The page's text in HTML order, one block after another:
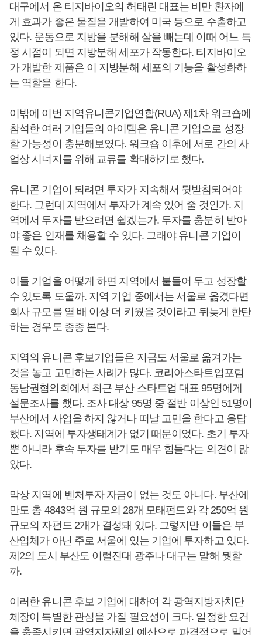
대구에서 온 티지바이오의 허태린 대표는 비만 환자에
게 효과가 좋은 물질을 개발하여 미국 등으로 수출하고
있다. 운동으로 지방을 분해해 살을 빼는데 이때 어느 특
정 시점이 되면 지방분해 세포가 작동한다. 티지바이오
가 개발한 제품은 이 지방분해 세포의 기능을 활성화하
는 역할을 한다.
이밖에 이번 지역유니콘기업연합(RUA) 제1차 워크숍에
참석한 여러 기업들의 아이템은 유니콘 기업으로 성장
할 가능성이 충분해보였다. 워크숍 이후에 서로 간의 사
업상 시너지를 위해 교류를 확대하기로 했다.
유니콘 기업이 되려면 투자가 지속해서 뒷받침되어야
한다. 그런데 지역에서 투자가 계속 있어 줄 것인가. 지
역에서 투자를 받으려면 쉽겠는가. 투자를 충분히 받아
야 좋은 인재를 채용할 수 있다. 그래야 유니콘 기업이
될 수 있다.
이들 기업을 어떻게 하면 지역에서 붙들어 두고 성장할
수 있도록 도울까. 지역 기업 중에서는 서울로 옮겼다면
회사 규모를 열 배 이상 더 키웠을 것이라고 뒤늦게 한탄
하는 경우도 종종 본다.
지역의 유니콘 후보기업들은 지금도 서울로 옮겨가는
것을 놓고 고민하는 사례가 많다. 코리아스타트업포럼
동남권협의회에서 최근 부산 스타트업 대표 95명에게
설문조사를 했다. 조사 대상 95명 중 절반 이상인 51명이
부산에서 사업을 하지 않거나 떠날 고민을 한다고 응답
했다. 지역에 투자생태계가 없기 때문이었다. 초기 투자
뿐 아니라 후속 투자를 받기도 매우 힘들다는 의견이 많
았다.
막상 지역에 벤처투자 자금이 없는 것도 아니다. 부산에
만도 총 4843억 원 규모의 28개 모태펀드와 각 250억 원
규모의 자펀드 2개가 결성돼 있다. 그렇지만 이들은 부
산업체가 아닌 주로 서울에 있는 기업에 투자하고 있다.
제2의 도시 부산도 이럴진대 광주나 대구는 말해 뭣할
까.
이러한 유니콘 후보 기업에 대하여 각 광역지방자치단
체장이 특별한 관심을 가질 필요성이 크다. 일정한 요건
을 충족시키면 광역지자체의 예산으로 파격적으로 밀어